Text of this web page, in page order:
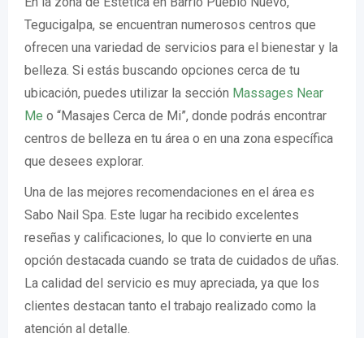
Tegucigalpa, se encuentran numerosos centros que
ofrecen una variedad de servicios para el bienestar y la
belleza. Si estás buscando opciones cerca de tu
ubicación, puedes utilizar la sección Massages Near
Me o “Masajes Cerca de Mi”, donde podrás encontrar
centros de belleza en tu área o en una zona específica
que desees explorar.
Una de las mejores recomendaciones en el área es
Sabo Nail Spa. Este lugar ha recibido excelentes
reseñas y calificaciones, lo que lo convierte en una
opción destacada cuando se trata de cuidados de uñas.
La calidad del servicio es muy apreciada, ya que los
clientes destacan tanto el trabajo realizado como la
atención al detalle.